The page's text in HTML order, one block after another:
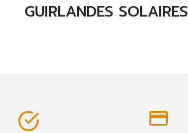
GUIRLANDES SOLAIRES